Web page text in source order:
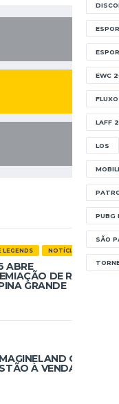
EWC
LAFF
LOS
PUBG
SÃO
LEGENDS NOTÍCIAS
ABRE
DE R$ 112
GRANDE
ON
À VENDA NO